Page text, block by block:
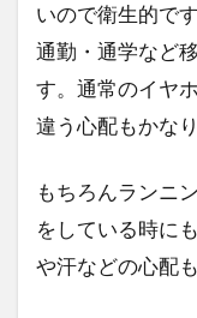
いので衛生的で
通勤・通学など
す。通常のイヤ
違う心配もかな
もちろんランニ
をしている時に
や汗などの心配